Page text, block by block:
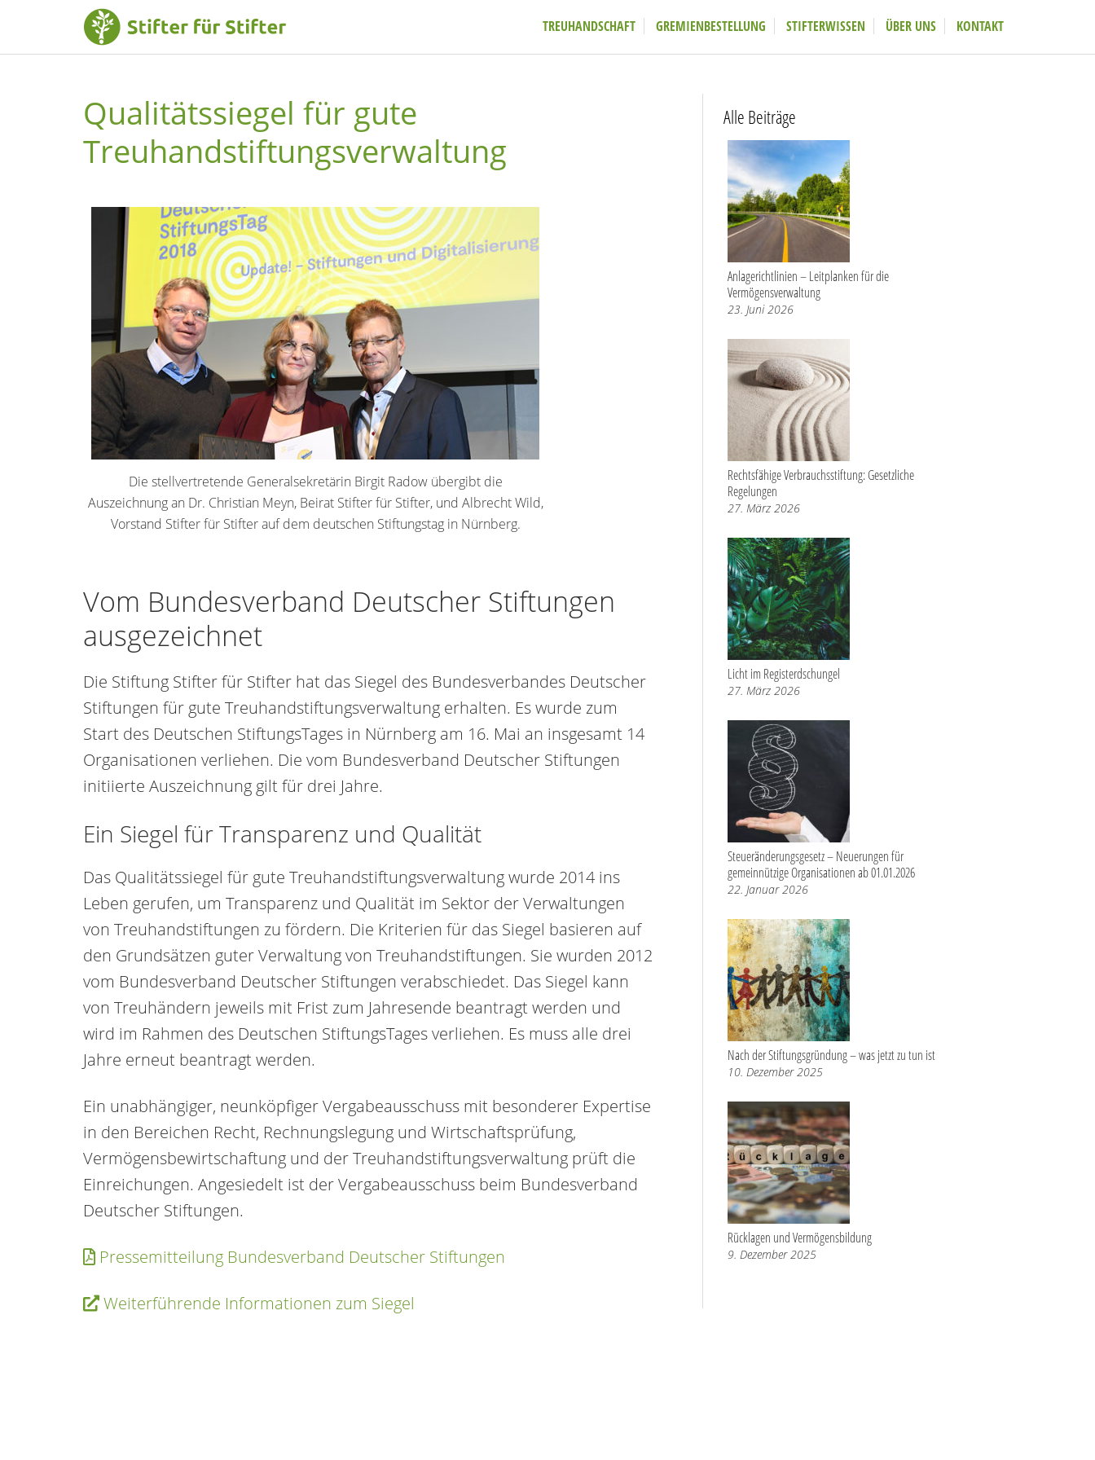
TREUHANDSCHAFT GREMIENBESTELLUNG STIFTERWISSEN ÜBER UNS KONTAKT
Qualitätssiegel für gute
Treuhandstiftungsverwaltung
Die stellvertretende Generalsekretärin Birgit Radow übergibt die
Auszeichnung an Dr. Christian Meyn, Beirat Stifter für Stifter, und Albrecht Wild,
Vorstand Stifter für Stifter auf dem deutschen Stiftungstag in Nürnberg.
Vom Bundesverband Deutscher Stiftungen
ausgezeichnet
Die Stiftung Stifter für Stifter hat das Siegel des Bundesverbandes Deutscher
Stiftungen für gute Treuhandstiftungsverwaltung erhalten. Es wurde zum
Start des Deutschen StiftungsTages in Nürnberg am 16. Mai an insgesamt 14
Organisationen verliehen. Die vom Bundesverband Deutscher Stiftungen
initiierte Auszeichnung gilt für drei Jahre.
Ein Siegel für Transparenz und Qualität
Das Qualitätssiegel für gute Treuhandstiftungsverwaltung wurde 2014 ins
Leben gerufen, um Transparenz und Qualität im Sektor der Verwaltungen
von Treuhandstiftungen zu fördern. Die Kriterien für das Siegel basieren auf
den Grundsätzen guter Verwaltung von Treuhandstiftungen. Sie wurden 2012
vom Bundesverband Deutscher Stiftungen verabschiedet. Das Siegel kann
von Treuhändern jeweils mit Frist zum Jahresende beantragt werden und
wird im Rahmen des Deutschen StiftungsTages verliehen. Es muss alle drei
Jahre erneut beantragt werden.
Ein unabhängiger, neunköpfiger Vergabeausschuss mit besonderer Expertise
in den Bereichen Recht, Rechnungslegung und Wirtschaftsprüfung,
Vermögensbewirtschaftung und der Treuhandstiftungsverwaltung prüft die
Einreichungen. Angesiedelt ist der Vergabeausschuss beim Bundesverband
Deutscher Stiftungen.
Pressemitteilung Bundesverband Deutscher Stiftungen
Weiterführende Informationen zum Siegel
Alle Beiträge
Anlagerichtlinien – Leitplanken für die
Vermögensverwaltung
23. Juni 2026
Rechtsfähige Verbrauchsstiftung: Gesetzliche
Regelungen
27. März 2026
Licht im Registerdschungel
27. März 2026
Steueränderungsgesetz – Neuerungen für
gemeinnützige Organisationen ab 01.01.2026
22. Januar 2026
Nach der Stiftungsgründung – was jetzt zu tun ist
10. Dezember 2025
Rücklagen und Vermögensbildung
9. Dezember 2025